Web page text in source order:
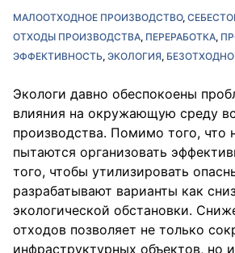
МАЛООТХОДНОЕ ПРОИЗВОДСТВО
ОТХОДЫ ПРОИЗВОДСТВА ПЕРЕРАБОТКА
ЭФФЕКТИВНОСТЬ ЭКОЛОГИЯ
Экологи давно обеспокоены
влияния на окружающую среду
производства. Помимо того, что
пытаются организовать
того, чтобы утилизировать
разрабатывают варианты как
экологической обстановки.
отходов позволяет не только
инфраструктурных объектов, но